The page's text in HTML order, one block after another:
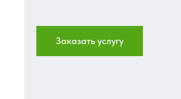
Заказать услугу